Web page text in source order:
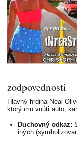
zodpovednosti
Hlavný hrdina Neal
ktorý mu vnúti auto,
Duchovný odkaz:
iných